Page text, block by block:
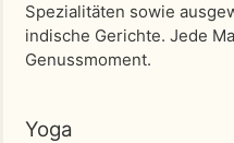
Spezialitäten sowie
indische Gerichte. Jede
Genussmoment.
Yoga